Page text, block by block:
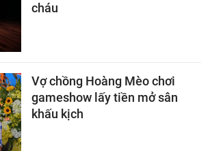
cháu
Vợ chồng Hoàng Mèo chơi
gameshow lấy tiền mở sân
khấu kịch